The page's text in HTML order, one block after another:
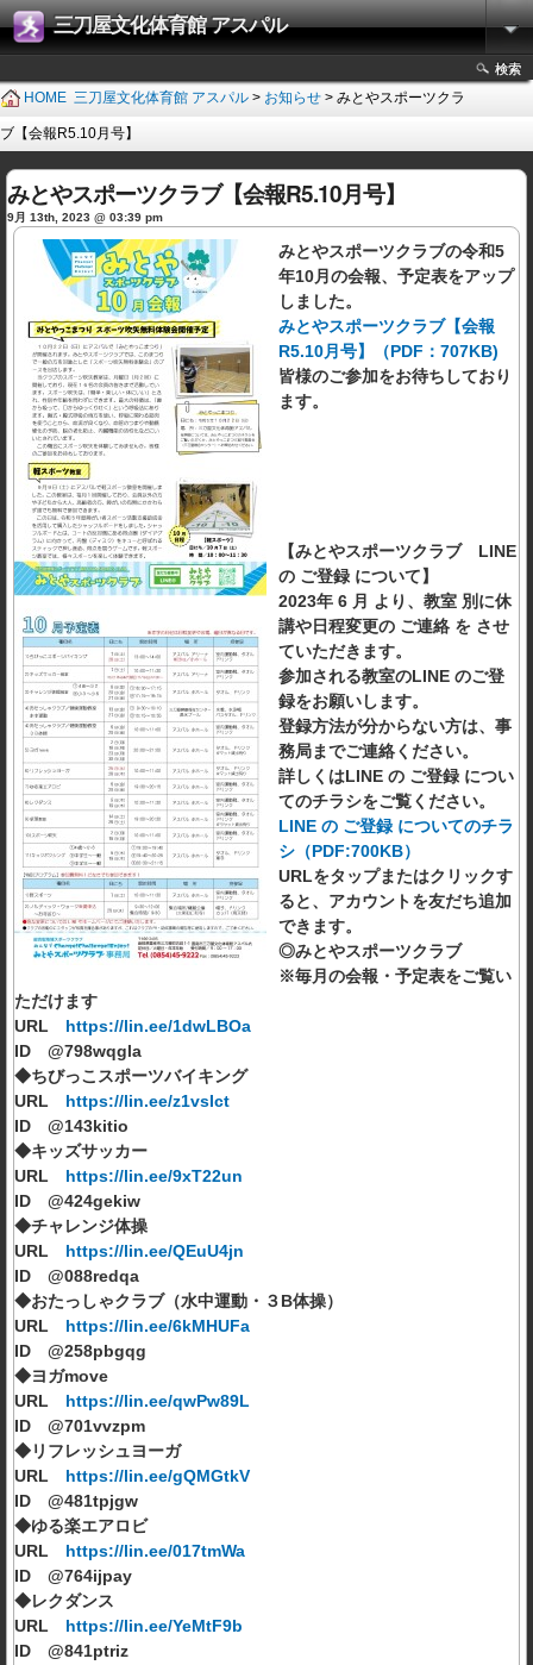
三刀屋文化体育館 アスパル
検索
HOME 三刀屋文化体育館 アスパル > お知らせ > みとやスポーツクラ
ブ【会報R5.10月号】
みとやスポーツクラブ【会報R5.10月号】
9月 13th, 2023 @ 03:39 pm
みとやスポーツクラブの令和5
年10月の会報、予定表をアップ
しました。
みとやスポーツクラブ【会報
R5.10月号】（PDF：707KB)
皆様のご参加をお待ちしており
ます。
【みとやスポーツクラブ LINE
の ご登録 について】
2023年 6 月 より、教室 別に休
講や日程変更の ご連絡 を させ
ていただきます。
参加される教室のLINE のご登
録をお願いします。
登録方法が分からない方は、事
務局までご連絡ください。
詳しくはLINE の ご登録 につい
てのチラシをご覧ください。
LINE の ご登録 についてのチラ
シ（PDF:700KB）
URLをタップまたはクリックす
ると、アカウントを友だち追加
できます。
◎みとやスポーツクラブ
※毎月の会報・予定表をご覧い
ただけます
URL https://lin.ee/1dwLBOa
ID @798wqgla
◆ちびっこスポーツバイキング
URL https://lin.ee/z1vsIct
ID @143kitio
◆キッズサッカー
URL https://lin.ee/9xT22un
ID @424gekiw
◆チャレンジ体操
URL https://lin.ee/QEuU4jn
ID @088redqa
◆おたっしゃクラブ（水中運動・３B体操）
URL https://lin.ee/6kMHUFa
ID @258pbgqg
◆ヨガmove
URL https://lin.ee/qwPw89L
ID @701vvzpm
◆リフレッシュヨーガ
URL https://lin.ee/gQMGtkV
ID @481tpjgw
◆ゆる楽エアロビ
URL https://lin.ee/017tmWa
ID @764ijpay
◆レクダンス
URL https://lin.ee/YeMtF9b
ID @841ptriz